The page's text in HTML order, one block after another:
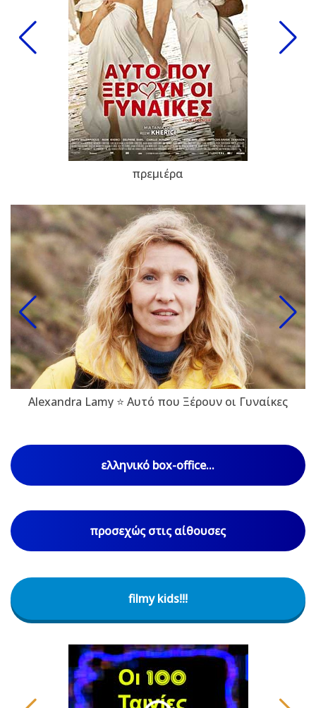
πρεμιέρα
Alexandra Lamy ⭐ Αυτό που Ξέρουν οι Γυναίκες
ελληνικό box-office...
προσεχώς στις αίθουσες
filmy kids!!!